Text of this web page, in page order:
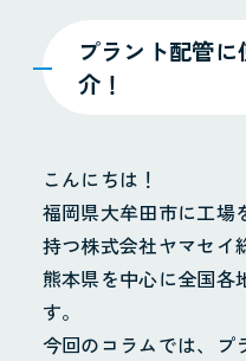
プラント配管
介！
こんにちは！
福岡県大牟田市に工場
持つ株式会社ヤマセイ
熊本県を中心に全国各
す。
今回のコラムでは、プ